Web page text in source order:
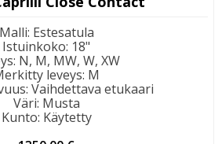
Malli: Estesatula
Istuinkoko: 18"
: N, M, MW, W, XW
leveys: M
: Vaihdettava etukaari
Väri: Musta
Kunto: Käytetty